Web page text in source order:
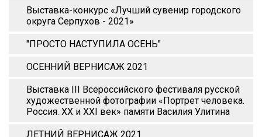
Выставка-конкурс «Лучший сувенир городского
округа Серпухов - 2021»
"ПРОСТО НАСТУПИЛА ОСЕНЬ"
ОСЕННИЙ ВЕРНИСАЖ 2021
Выставка III Всероссийского фестиваля русской
художественной фотографии «Портрет человека.
Россия. XX и XХI век» памяти Василия Улитина
ЛЕТНИЙ ВЕРНИСАЖ 2021